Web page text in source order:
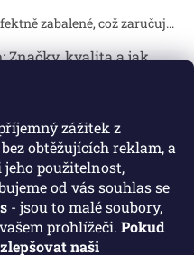
zážitek z
obtěžujících reklam, a
jeho použitelnost,
od vás souhlas se
- jsou to malé soubory,
prohlížeči. Pokud
naši
zabalené, což zaručuj...
Značky, kvalita a jak
aby se nepoškodily?
tradice a luxusu. ...